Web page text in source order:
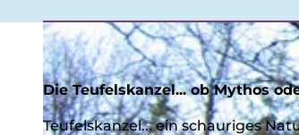
Die Teufelskanzel... ob Mythos
Teufelskanzel... ein schauriges